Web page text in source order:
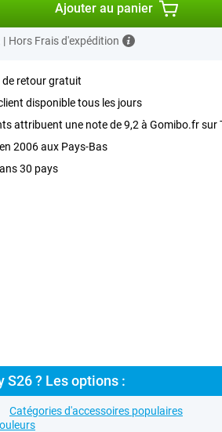
Ajouter au panier
| Hors Frais d'expédition
de retour gratuit
disponible tous les jours
attribuent une note de 9,2 à Gomibo.fr sur
2006 aux Pays-Bas
30 pays
S26 ? Les options :
Catégories d'accessoires populaires